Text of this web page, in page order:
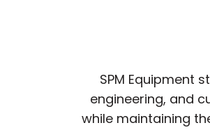
SPM Equipment
engineering, and
while maintaining